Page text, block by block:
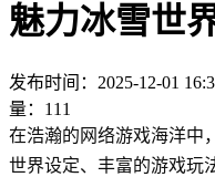
魅力冰雪世
发布时间：2025-12-01
量： 111
在浩瀚的网络游戏海洋中，
世界设定、丰富的游戏玩